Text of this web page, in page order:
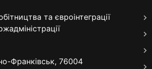
та євроінтеграції
Франківськ, 76004